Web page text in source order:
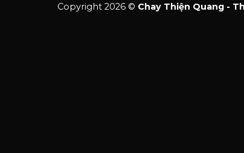
Copyright 2026 © Chay Thiện Quang -